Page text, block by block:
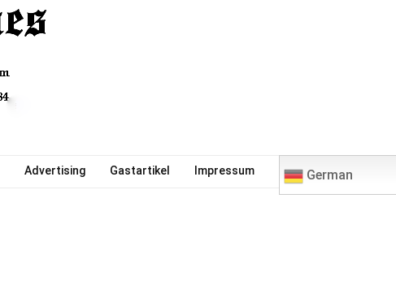
Advertising Gastartikel Impressum German